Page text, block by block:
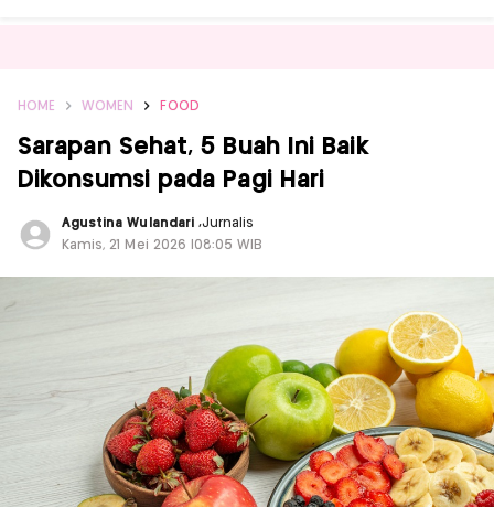
HOME WOMEN FOOD
Sarapan Sehat, 5 Buah Ini Baik
Dikonsumsi pada Pagi Hari
Agustina Wulandari ,Jurnalis
Kamis, 21 Mei 2026 |08:05 WIB